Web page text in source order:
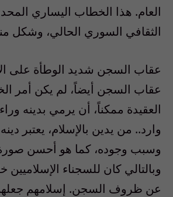
العام. هذا الخطاب اليساري
الثقافي السوري الحالي، وشكل
عقاب السجن شديد الوطأة على
عقاب السجن أيضاً، لم يكن أمر
العقيدة ممكناً، أن يرمي بدينه
وارد.. من يدين بالإسلام، يعتبر
وسبب وجوده، كما هو أحسن صورة
وبالتالي كان للسجناء الإسلاميين
عن ظروف السجن. إسلامهم